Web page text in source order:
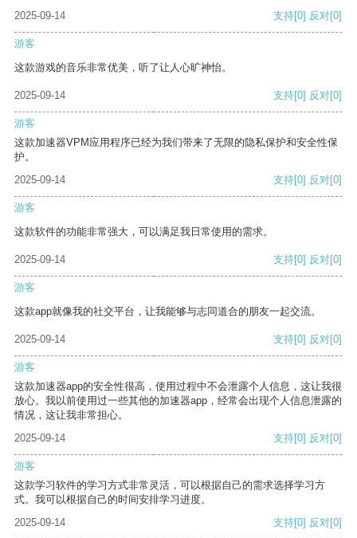
2025-09-14
支持[0] 反对[0]
游客
这款游戏的音乐非常优美，听了让人心旷神怡。
2025-09-14 支持[0] 反对[0]
游客
这款加速器VPM应用程序已经为我们带来了无限的隐私保护和安全性保
护。
2025-09-14
支持[0] 反对[0]
游客
这款软件的功能非常强大，可以满足我日常使用的需求。
2025-09-14 支持[0] 反对[0]
游客
这款app就像我的社交平台，让我能够与志同道合的朋友一起交流。
2025-09-14 支持[0] 反对[0]
游客
这款加速器app的安全性很高，使用过程中不会泄露个人信息，这让我很
放心。我以前使用过一些其他的加速器app，经常会出现个人信息泄露的
情况，这让我非常担心。
2025-09-14
支持[0] 反对[0]
游客
这款学习软件的学习方式非常灵活，可以根据自己的需求选择学习方
式。我可以根据自己的时间安排学习进度。
2025-09-14
支持[0] 反对[0]